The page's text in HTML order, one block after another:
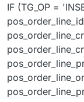
IF (TG_OP =